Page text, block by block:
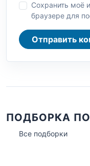
Сохранить моё
браузере для
Отправить
ПОДБОРКА
Все подборки